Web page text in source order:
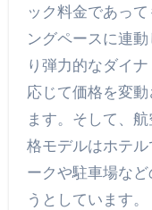
ック料金であっ
ングペースに連
り弾力的なダイ
応じて価格を変
ます。そして、
格モデルはホテ
ークや駐車場な
うとしています。